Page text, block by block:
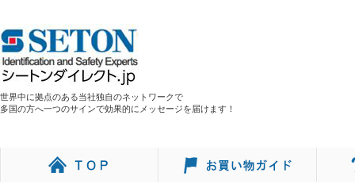
世界中に拠点のある当社独自のネットワークで
多国の方へ一つのサインで効果的にメッセージを届けます！